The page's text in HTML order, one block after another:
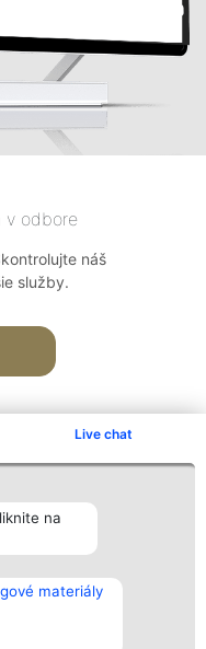
Live chat
na
materiály
v odbore
náš
služby.
Kontakt
Kontakt